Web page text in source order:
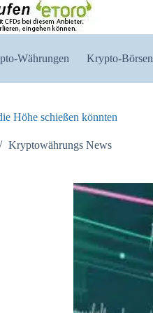
Währungen Krypto-Börsen
Höhe schießen könnten
Kryptowährungs News